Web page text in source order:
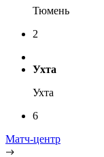
Тюмень
2
Ухта
Ухта
6
Матч-центр